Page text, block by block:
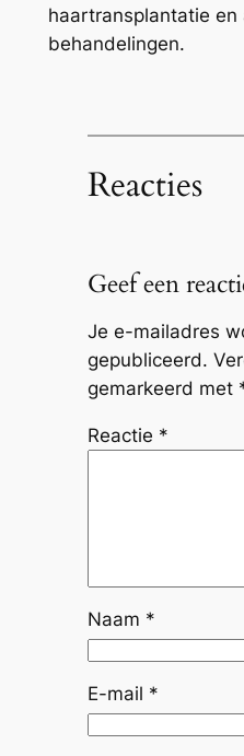
haartransplantatie en
behandelingen.
Reacties
Geef een
Je e-mailadres
gepubliceerd.
gemarkeerd met
Reactie *
Naam *
E-mail *